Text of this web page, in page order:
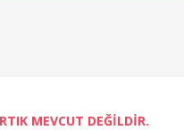
MEVCUT DEĞİLDİR.